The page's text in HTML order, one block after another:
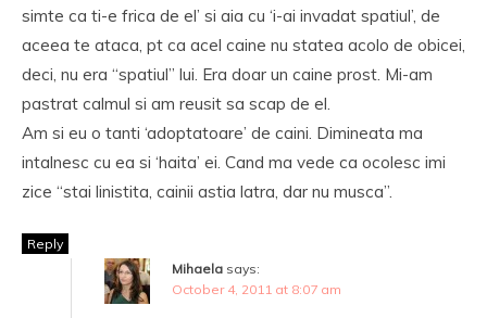
simte ca ti-e frica de el’ si aia cu ‘i-ai invadat spatiul’, de
aceea te ataca, pt ca acel caine nu statea acolo de obicei,
deci, nu era “spatiul” lui. Era doar un caine prost. Mi-am
pastrat calmul si am reusit sa scap de el.
Am si eu o tanti ‘adoptatoare’ de caini. Dimineata ma
intalnesc cu ea si ‘haita’ ei. Cand ma vede ca ocolesc imi
zice “stai linistita, cainii astia latra, dar nu musca”.
Reply
Mihaela says:
October 4, 2011 at 8:07 am